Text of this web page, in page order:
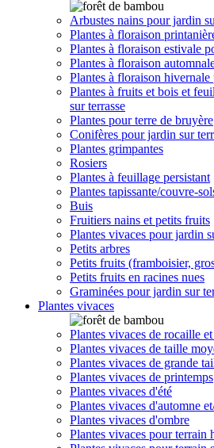
Arbustes nains pour jardin
Plantes à floraison
Plantes à floraison estivale
Plantes à floraison
Plantes à floraison
Plantes à fruits et bois et
sur terrasse
Plantes pour terre de bruyère
Conifères pour jardin sur
Plantes grimpantes
Rosiers
Plantes à feuillage persistant
Plantes tapissante/couvre-
Buis
Fruitiers nains et petits fruits
Plantes vivaces pour jardin
Petits arbres
Petits fruits (framboisier,
Petits fruits en racines nues
Graminées pour jardin sur
Plantes vivaces
Plantes vivaces de rocaille
Plantes vivaces de taille
Plantes vivaces de grande
Plantes vivaces de printemps
Plantes vivaces d'été
Plantes vivaces d'automne
Plantes vivaces d'ombre
Plantes vivaces pour terrain